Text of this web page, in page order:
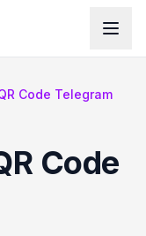
Code Telegram
Code